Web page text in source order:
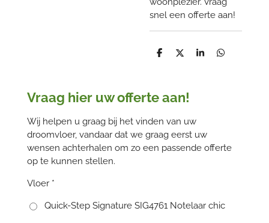
snel een offerte aan!
D
D
S
D
Vraag hier uw offerte aan!
Wij helpen u graag bij het vinden van uw
droomvloer, vandaar dat we graag eerst uw
wensen achterhalen om zo een passende offerte
op te kunnen stellen.
Vloer *
Quick-Step Signature SIG4761 Notelaar chic